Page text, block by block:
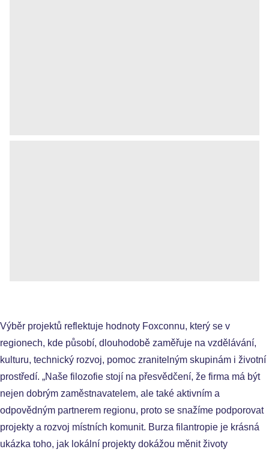
Výběr projektů reflektuje hodnoty Foxconnu, který se v
regionech, kde působí, dlouhodobě zaměřuje na vzdělávání,
kulturu, technický rozvoj, pomoc zranitelným skupinám i životní
prostředí. „Naše filozofie stojí na přesvědčení, že firma má být
nejen dobrým zaměstnavatelem, ale také aktivním a
odpovědným partnerem regionu, proto se snažíme podporovat
projekty a rozvoj místních komunit. Burza filantropie je krásná
ukázka toho, jak lokální projekty dokážou měnit životy